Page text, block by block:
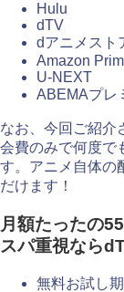
Hulu
dTV
dアニメスト
Amazon
U-NEXT
ABEMAプレ
なお、今回ご紹介
会費のみで何度で
す。アニメ自体の
だけます！
月額たったの
スパ重視なら
無料お試し